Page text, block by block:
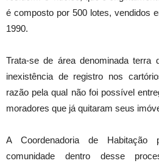
é composto por 500 lotes, vendidos
1990.
Trata-se de área denominada terra
inexistência de registro nos
razão pela qual não foi possível
moradores que já quitaram seus
A Coordenadoria de Habitação
comunidade dentro desse